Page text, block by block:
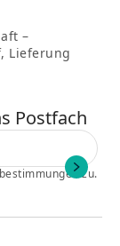
–
Lieferung
Postfach
zu.